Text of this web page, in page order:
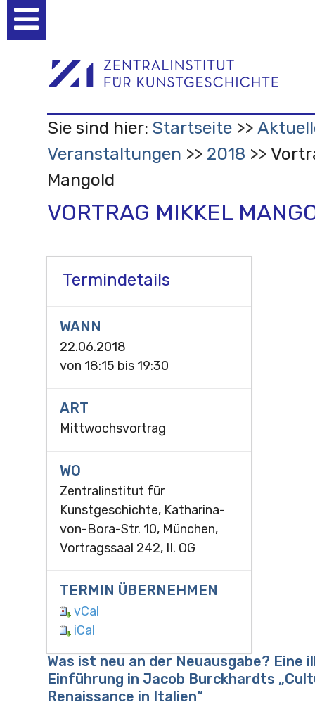
Werkzeuge
Sie sind hier: Startseite
Veranstaltungen
2018
Mangold
VORTRAG MIKKEL
Termindetails
WANN
22.06.2018
von 18:15 bis 19:30
ART
Mittwochsvortrag
WO
Zentralinstitut für
Kunstgeschichte, Katharina-
von-Bora-Str. 10, München,
Vortragssaal 242, II. OG
TERMIN ÜBERNEHMEN
vCal
iCal
Was ist neu an der Neuausgabe? Eine
Einführung in Jacob Burckhardts
Renaissance in Italien“